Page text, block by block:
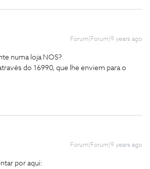
Forum|Forum|9 years ago
numa loja NOS?
do 16990, que lhe enviem para o
Forum|Forum|9 years ago
por aqui: